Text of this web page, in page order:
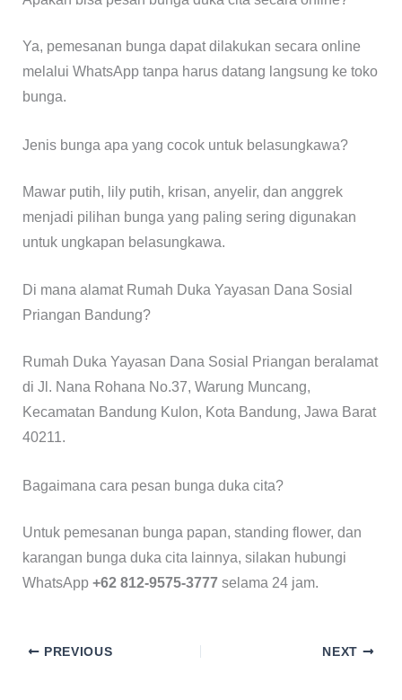
Ya, pemesanan bunga dapat dilakukan secara online
melalui WhatsApp tanpa harus datang langsung ke toko
bunga.
Jenis bunga apa yang cocok untuk belasungkawa?
Mawar putih, lily putih, krisan, anyelir, dan anggrek
menjadi pilihan bunga yang paling sering digunakan
untuk ungkapan belasungkawa.
Di mana alamat Rumah Duka Yayasan Dana Sosial
Priangan Bandung?
Rumah Duka Yayasan Dana Sosial Priangan beralamat
di Jl. Nana Rohana No.37, Warung Muncang,
Kecamatan Bandung Kulon, Kota Bandung, Jawa Barat
40211.
Bagaimana cara pesan bunga duka cita?
Untuk pemesanan bunga papan, standing flower, dan
karangan bunga duka cita lainnya, silakan hubungi
WhatsApp +62 812-9575-3777selama 24 jam.
PREVIOUS NEXT